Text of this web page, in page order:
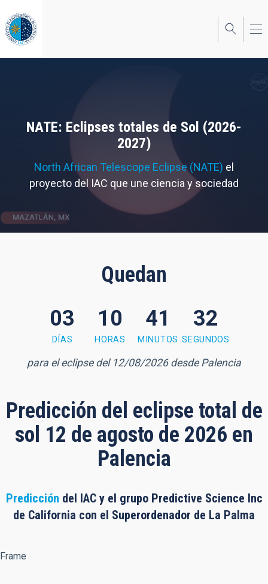
al
contenido
principal
NATE: Eclipses totales de Sol (2026-
2027)
North African Telescope Eclipse (NATE) el
proyecto del IAC que une ciencia y sociedad
Quedan
31 seconds
03
DÍAS
10
HORAS
41
MINUTOS
31
SEGUNDOS
para el eclipse del 12/08/2026 desde Palencia
Predicción del eclipse total de
sol 12 de agosto de 2026 en
Palencia
Predicción del IAC y el grupo Predictive Science Inc
de California con el Superordenador de La Palma
Frame